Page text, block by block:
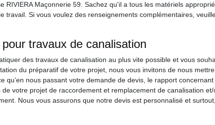
RIVIERA Maçonnerie 59. Sachez qu'il a tous les matériels
travail. Si vous voulez des renseignements complémentaires,
travaux de canalisation
des travaux de canalisation au plus vite possible et vous
du préparatif de votre projet, nous vous invitons de nous
qu’en nous passant votre demande de devis, le rapport
votre projet de raccordement et remplacement de canalisation
Nous vous assurons que notre devis est personnalisé et